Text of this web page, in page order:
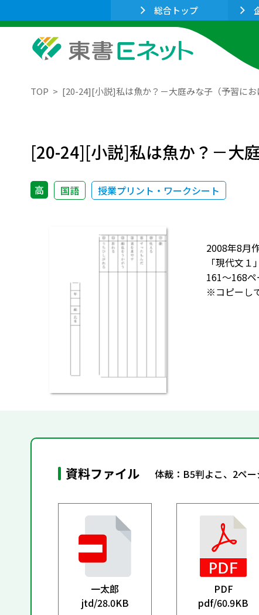
総合トップ
TOP [20-24][小説]私は魚か？－大庭みな子（予習にお
[20-24][小説]私は魚か？－大
高 国語 授業プリント・ワークシート
2008年8月
「現代文
161～168
※コピーし
資料ファイル 体裁：B5判よこ、2ペ
一太郎
jtd/28.0KB
PDF
pdf/60.9KB